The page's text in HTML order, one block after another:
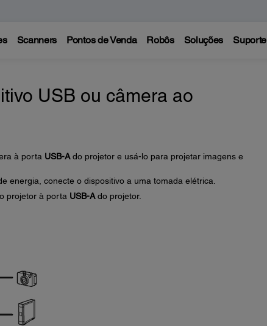
Scanners Pontos de Venda Robôs Soluções Suporte
USB ou câmera ao
à porta USB-Ado projetor e usá-lo para projetar imagens e
energia, conecte o dispositivo a uma tomada elétrica.
projetor à porta USB-Ado projetor.